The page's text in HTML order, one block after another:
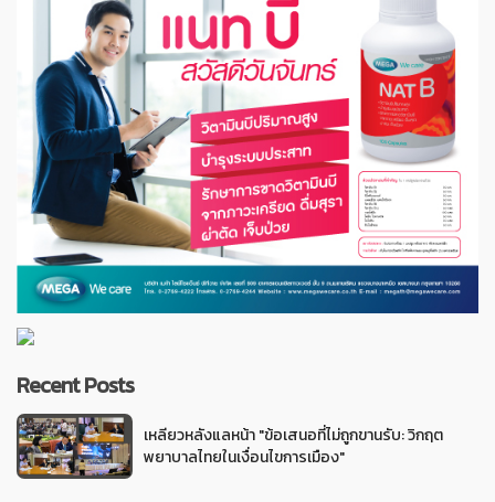
Recent Posts
เหลียวหลังแลหน้า "ข้อเสนอที่ไม่ถูกขานรับ: วิกฤต
พยาบาลไทยในเงื่อนไขการเมือง"